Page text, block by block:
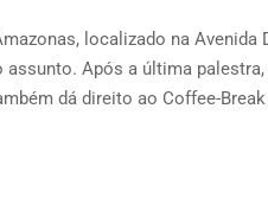
localizado na Avenida
Após a última
dá direito ao Coffee-